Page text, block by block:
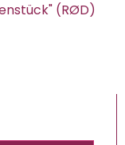
(RØD)